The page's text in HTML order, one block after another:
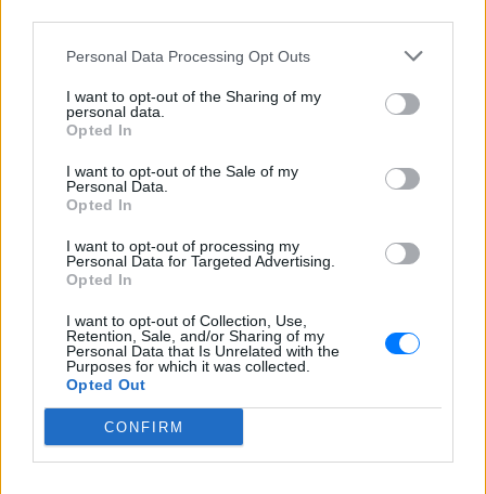
Personal Data Processing Opt Outs
I want to opt-out of the Sharing of my
personal data.
Opted In
I want to opt-out of the Sale of my
Personal Data.
Opted In
I want to opt-out of processing my
Personal Data for Targeted Advertising.
Opted In
I want to opt-out of Collection, Use,
Retention, Sale, and/or Sharing of my
Personal Data that Is Unrelated with the
Purposes for which it was collected.
Opted Out
CONFIRM
Οι τιμές για τους συνδρομητές υπηρεσιών
ηλεκτρονικών διοδίων eway διαμορφόνται
Εταιρίας. Για περισσότερες πληροφορίες
παρακαλούμε επισκεφθείτε το
www.aegeanmotorway.gr